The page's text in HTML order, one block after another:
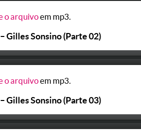
o arquivoem mp3.
Gilles Sonsino (Parte 02)
o arquivoem mp3.
Gilles Sonsino (Parte 03)